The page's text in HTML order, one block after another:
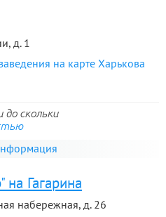
д. 1
на карте Харькова
до скольки
на Гагарина
набережная, д. 26